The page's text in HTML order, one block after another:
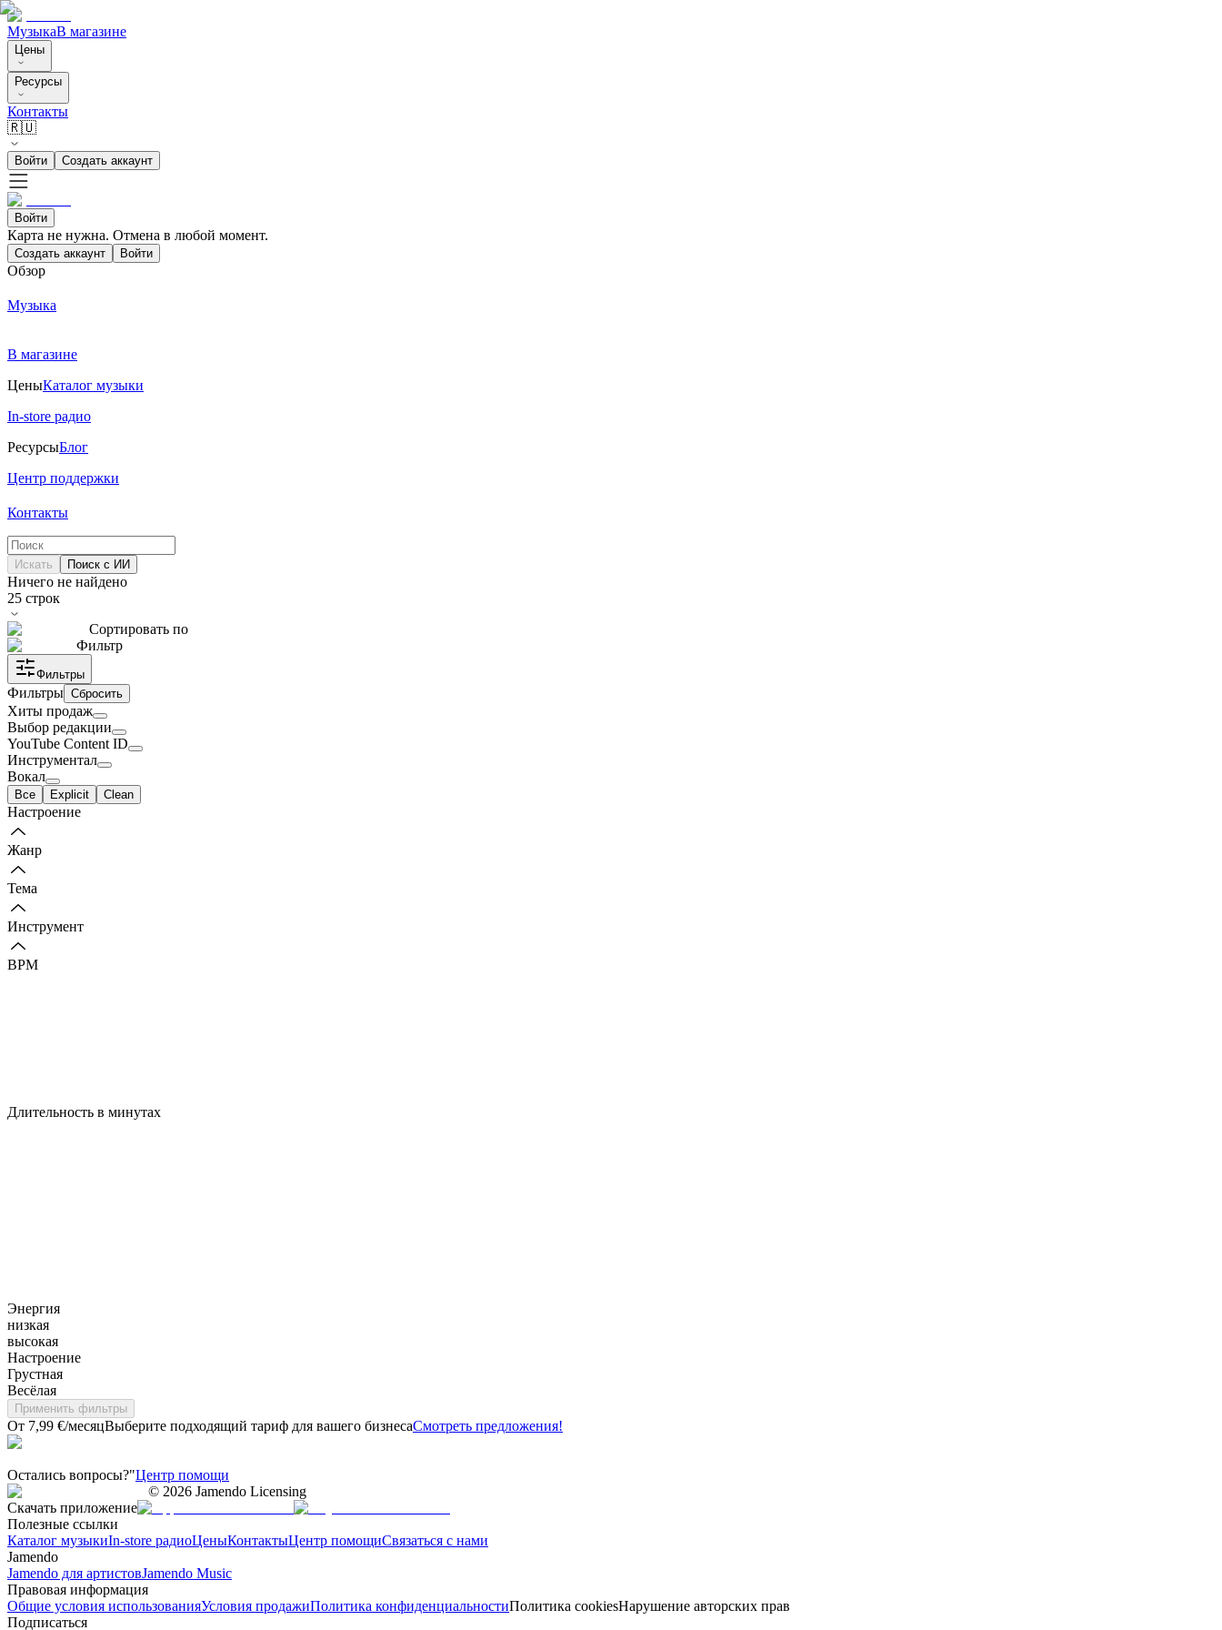
МузыкаВ магазине
Цены
Ресурсы
Контакты
🇷🇺
Войти Создать аккаунт
Войти
Карта не нужна. Отмена в любой момент.
Создать аккаунт Войти
Обзор
Музыка
В магазине
ЦеныКаталог музыки
In-store радио
РесурсыБлог
Центр поддержки
Контакты
Искать Поиск с ИИ
Ничего не найдено
25 строк
Сортировать по
Фильтр
Фильтры
Фильтры Сбросить
Хиты продаж
Выбор редакции
YouTube Content ID
Инструментал
Вокал
Все Explicit Clean
Настроение
Жанр
Тема
Инструмент
BPM
Длительность в минутах
Энергия
низкая
высокая
Настроение
Грустная
Весёлая
Применить фильтры
От 7,99 €/месяцВыберите подходящий тариф для вашего бизнесаСмотреть предложения!
Остались вопросы?"Центр помощи
© 2026 Jamendo Licensing
Скачать приложение
Полезные ссылки
Каталог музыкиIn-store радиоЦеныКонтактыЦентр помощиСвязаться с нами
Jamendo
Jamendo для артистовJamendo Music
Правовая информация
Общие условия использованияУсловия продажиПолитика конфиденциальностиПолитика cookiesНарушение авторских прав
Подписаться